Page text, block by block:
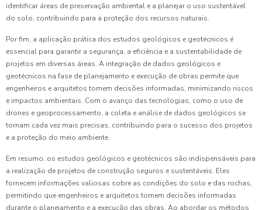
identificar áreas de preservação ambiental e a planejar o uso sustentável
do solo, contribuindo para a proteção dos recursos naturais.
Por fim, a aplicação prática dos estudos geológicos e geotécnicos é
essencial para garantir a segurança, a eficiência e a sustentabilidade de
projetos em diversas áreas. A integração de dados geológicos e
geotécnicos na fase de planejamento e execução de obras permite que
engenheiros e arquitetos tomem decisões informadas, minimizando riscos
e impactos ambientais. Com o avanço das tecnologias, como o uso de
drones e geoprocessamento, a coleta e análise de dados geológicos se
tornam cada vez mais precisas, contribuindo para o sucesso dos projetos
e a proteção do meio ambiente.
Em resumo, os estudos geológicos e geotécnicos são indispensáveis para
a realização de projetos de construção seguros e sustentáveis. Eles
fornecem informações valiosas sobre as condições do solo e das rochas,
permitindo que engenheiros e arquitetos tomem decisões informadas
durante o planejamento e a execução das obras. Ao abordar os métodos